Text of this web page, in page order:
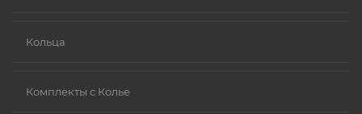
Кольца
Комплекты с Колье